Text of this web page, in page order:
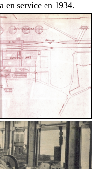
en service en 1934.